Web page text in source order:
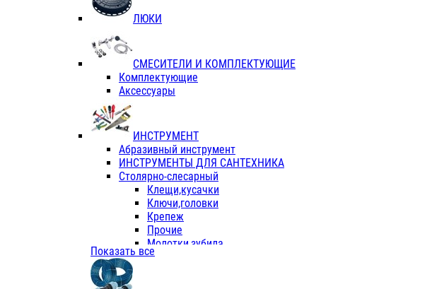
ЛЮКИ
СМЕСИТЕЛИ И КОМПЛЕКТУЮЩИЕ
Комплектующие
Аксессуары
ИНСТРУМЕНТ
Абразивный инструмент
ИНСТРУМЕНТЫ ДЛЯ САНТЕХНИКА
Столярно-слесарный
Клещи,кусачки
Ключи,головки
Крепеж
Прочие
Молотки,зубила
Пассатижи,тонкогубцы,утконосы
Показать все